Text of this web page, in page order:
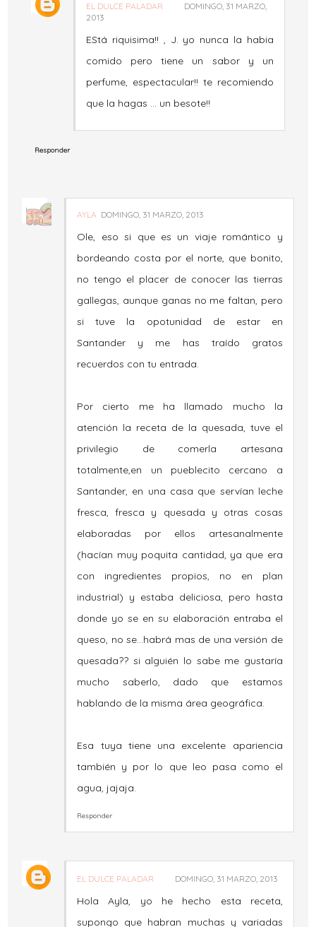
EL DULCE PALADAR
DOMINGO, 31 MARZO,
2013
EStá riquisima!! , J. yo nunca la habia
comido pero tiene un sabor y un
perfume, espectacular!! te recomiendo
que la hagas ... un besote!!
Responder
AYLA DOMINGO, 31 MARZO, 2013
Ole, eso si que es un viaje romántico y
bordeando costa por el norte, que bonito,
no tengo el placer de conocer las tierras
gallegas, aunque ganas no me faltan, pero
si tuve la opotunidad de estar en
Santander y me has traído gratos
recuerdos con tu entrada.
Por cierto me ha llamado mucho la
atención la receta de la quesada, tuve el
privilegio de comerla artesana
totalmente,en un pueblecito cercano a
Santander, en una casa que servían leche
fresca, fresca y quesada y otras cosas
elaboradas por ellos artesanalmente
(hacían muy poquita cantidad, ya que era
con ingredientes propios, no en plan
industrial) y estaba deliciosa, pero hasta
donde yo se en su elaboración entraba el
queso, no se...habrá mas de una versión de
quesada?? si alguién lo sabe me gustaría
mucho saberlo, dado que estamos
hablando de la misma área geográfica.
Esa tuya tiene una excelente apariencia
también y por lo que leo pasa como el
agua, jajaja.
Responder
EL DULCE PALADAR DOMINGO, 31 MARZO, 2013
Hola Ayla, yo he hecho esta receta,
supongo que habran muchas y variadas